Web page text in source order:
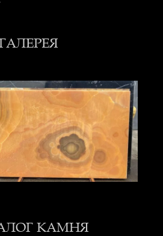
КАМНЯ